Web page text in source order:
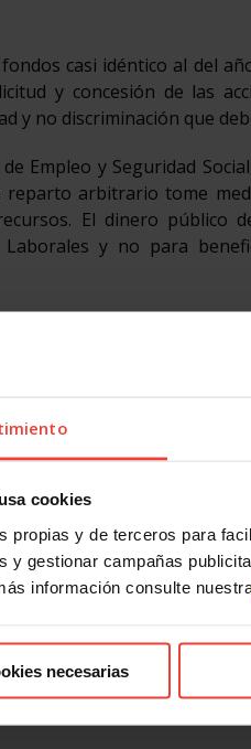
cookies
propias y de terceros para
y gestionar campañas
información consulte
necesarias
casi idéntico al del
y concesión de las
y no discriminación que
Empleo y Seguridad
reparto arbitrario tome
El dinero público
y no para
discrimina
Notas de prensa
La Justicia da la razón a FAC-
declara fijo a un trabajador
abuso de temporalidad,
nueva doctrina del Supremo